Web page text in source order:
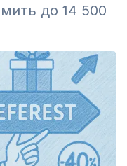
до 14 500